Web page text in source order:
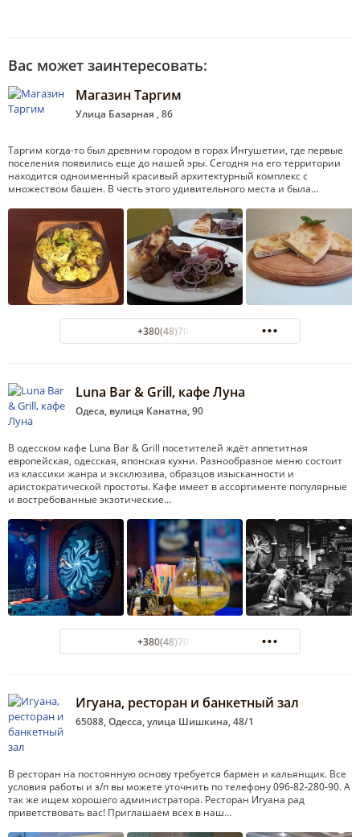
Вас может заинтересовать:
Магазин Таргим
Улица Базарная , 86
Таргим когда-то был древним городом в горах Ингушетии, где первые
поселения появились еще до нашей эры. Сегодня на его территории
находится одноименный красивый архитектурный комплекс с
множеством башен. В честь этого удивительного места и была…
+380(48)700-28-91
Luna Bar & Grill, кафе Луна
Одеса, вулиця Канатна, 90
В одесском кафе Luna Bar & Grill посетителей ждёт аппетитная
европейская, одесская, японская кухни. Разнообразное меню состоит
из классики жанра и эксклюзива, образцов изысканности и
аристократической простоты. Кафе имеет в ассортименте популярные
и востребованные экзотические…
+380(48)703-32-22
Игуана, ресторан и банкетный зал
65088, Одесса, улица Шишкина, 48/1
В ресторан на постоянную основу требуется бармен и кальянщик. Все
условия работы и з/п вы можете уточнить по телефону 096-82-280-90. А
так же ищем хорошего администратора. Ресторан Игуана рад
приветствовать вас! Приглашаем всех в наш…